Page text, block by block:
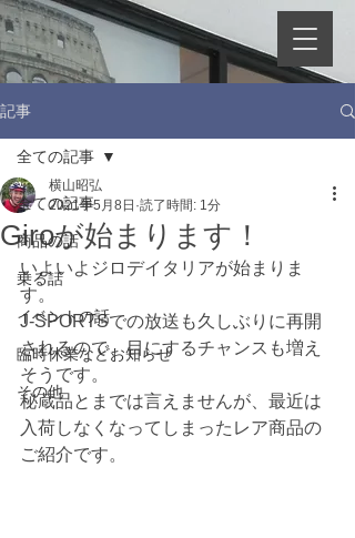
記事
全ての記事
商品の話
乗る話
イベントの話
臨時休業などお知らせ
その他
全ての記事
Giroが始まります！
横山昭弘
2021年5月8日 読了時間: 1分
いよいよジロデイタリアが始まりま
す。
J-SPORTSでの放送も久しぶりに再開
されるので、目にするチャンスも増え
そうです。
秘蔵品とまでは言えませんが、最近は
入荷しなくなってしまったレア商品の
ご紹介です。